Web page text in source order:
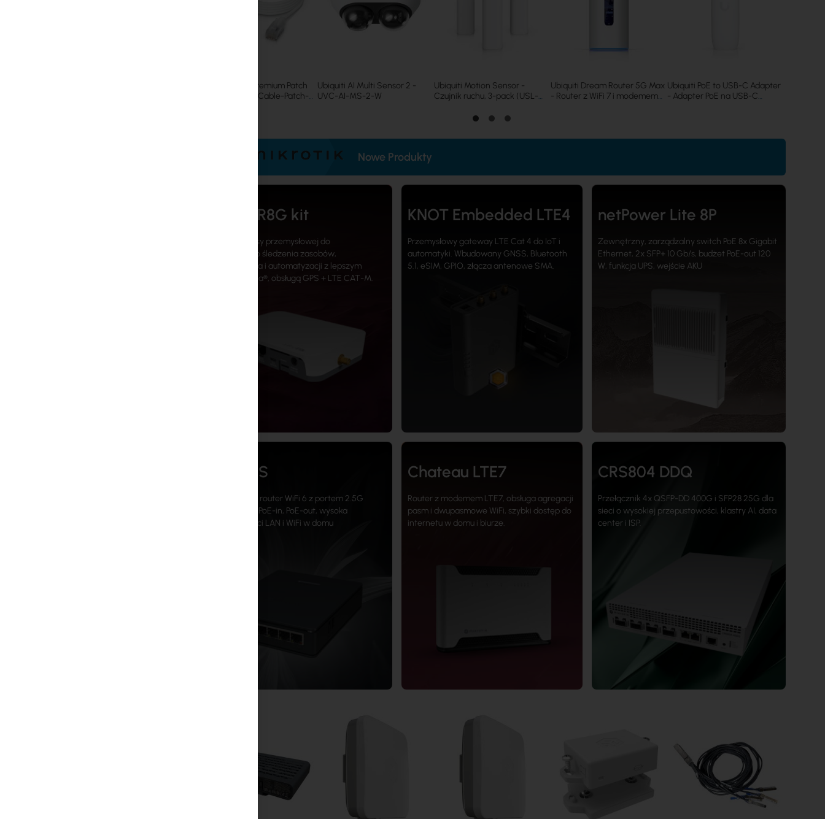
Ubiquiti UniFi Premium Patch
Cable - UACC-Cable-Patch-
Ubiquiti AI Multi Sensor 2 -
UVC-AI-MS-2-W
Ubiquiti Motion Sensor -
Czujnik ruchu, 3-pack (USL-
Ubiquiti Dream Router 5G Max
- Router z WiFi 7 i modemem
Ubiquiti PoE to USB-C Adapter
- Adapter PoE na USB-C
Nowe Produkty
KNOT LR8G kit
Brama IoT klasy przemysłowej do
inteligentnego śledzenia zasobów,
monitorowania i automatyzacji z lepszym
zasięgiem LoRa®, obsługą GPS + LTE CAT-M.
KNOT Embedded LTE4
Przemysłowy gateway LTE Cat 4 do IoT i
automatyki. Wbudowany GNSS, Bluetooth
5.1, eSIM, GPIO, złącza antenowe SMA.
netPower Lite 8P
Zewnętrzny, zarządzalny switch PoE 8x Gigabit
Ethernet, 2x SFP+ 10 Gb/s, budżet PoE-out 120
W, funkcja UPS, wejście AKU
hAP ax S
Dwupasmowy router WiFi 6 z portem 2.5G
SFP+, 5x GbE, PoE-in, PoE-out, wysoka
wydajność sieci LAN i WiFi w domu
Chateau LTE7
Router z modemem LTE7, obsługa agregacji
pasm i dwupasmowe WiFi, szybki dostęp do
internetu w domu i biurze.
CRS804 DDQ
Przełącznik 4x QSFP-DD 400G i SFP28 25G dla
sieci o wysokiej przepustowości, klastry AI, data
center i ISP.